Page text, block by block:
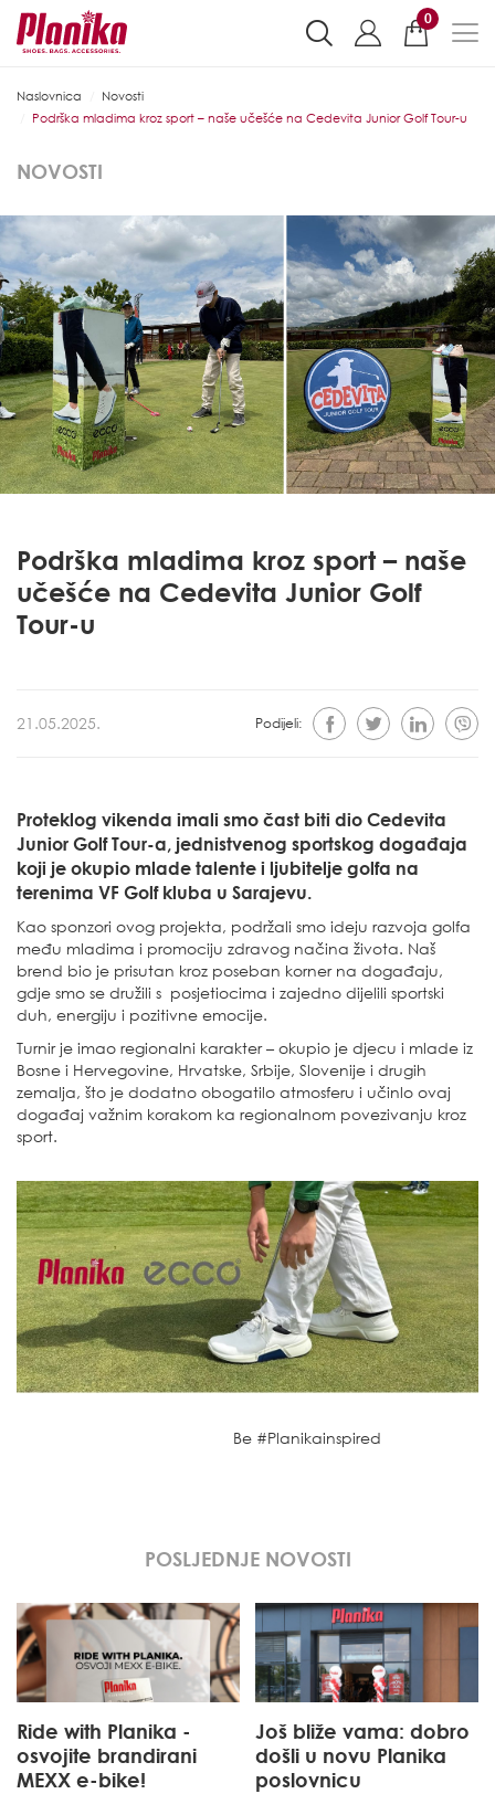
0
Naslovnica
Novosti
Podrška mladima kroz sport – naše učešće na Cedevita Junior Golf Tour-u
NOVOSTI
Podrška mladima kroz sport – naše
učešće na Cedevita Junior Golf
Tour-u
21.05.2025. Podijeli:
Proteklog vikenda imali smo čast biti dio Cedevita
Junior Golf Tour-a, jednistvenog sportskog događaja
koji je okupio mlade talente i ljubitelje golfa na
terenima VF Golf kluba u Sarajevu.
Kao sponzori ovog projekta, podržali smo ideju razvoja golfa
među mladima i promociju zdravog načina života. Naš
brend bio je prisutan kroz poseban korner na događaju,
gdje smo se družili s posjetiocima i zajedno dijelili sportski
duh, energiju i pozitivne emocije.
Turnir je imao regionalni karakter – okupio je djecu i mlade iz
Bosne i Hervegovine, Hrvatske, Srbije, Slovenije i drugih
zemalja, što je dodatno obogatilo atmosferu i učinlo ovaj
događaj važnim korakom ka regionalnom povezivanju kroz
sport.
Be #Planikainspired
POSLJEDNJE NOVOSTI
Ride with Planika -
osvojite brandirani
MEXX e-bike!
Još bliže vama: dobro
došli u novu Planika
poslovnicu